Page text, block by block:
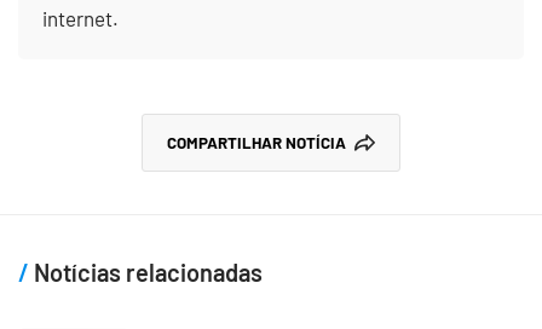
internet.
COMPARTILHAR NOTÍCIA
Notícias relacionadas